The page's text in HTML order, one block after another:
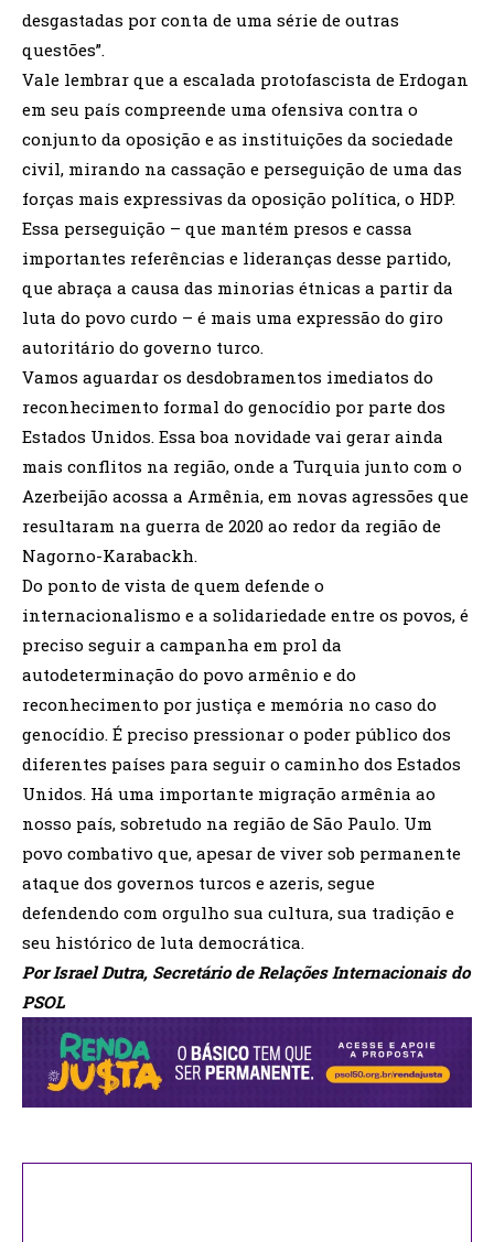
desgastadas por conta de uma série de outras
questões”.
Vale lembrar que a escalada protofascista de Erdogan
em seu país compreende uma ofensiva contra o
conjunto da oposição e as instituições da sociedade
civil, mirando na cassação e perseguição de uma das
forças mais expressivas da oposição política, o HDP.
Essa perseguição – que mantém presos e cassa
importantes referências e lideranças desse partido,
que abraça a causa das minorias étnicas a partir da
luta do povo curdo – é mais uma expressão do giro
autoritário do governo turco.
Vamos aguardar os desdobramentos imediatos do
reconhecimento formal do genocídio por parte dos
Estados Unidos. Essa boa novidade vai gerar ainda
mais conflitos na região, onde a Turquia junto com o
Azerbeijão acossa a Armênia, em novas agressões que
resultaram na guerra de 2020 ao redor da região de
Nagorno-Karabackh.
Do ponto de vista de quem defende o
internacionalismo e a solidariedade entre os povos, é
preciso seguir a campanha em prol da
autodeterminação do povo armênio e do
reconhecimento por justiça e memória no caso do
genocídio. É preciso pressionar o poder público dos
diferentes países para seguir o caminho dos Estados
Unidos. Há uma importante migração armênia ao
nosso país, sobretudo na região de São Paulo. Um
povo combativo que, apesar de viver sob permanente
ataque dos governos turcos e azeris, segue
defendendo com orgulho sua cultura, sua tradição e
seu histórico de luta democrática.
Por Israel Dutra, Secretário de Relações Internacionais do
PSOL